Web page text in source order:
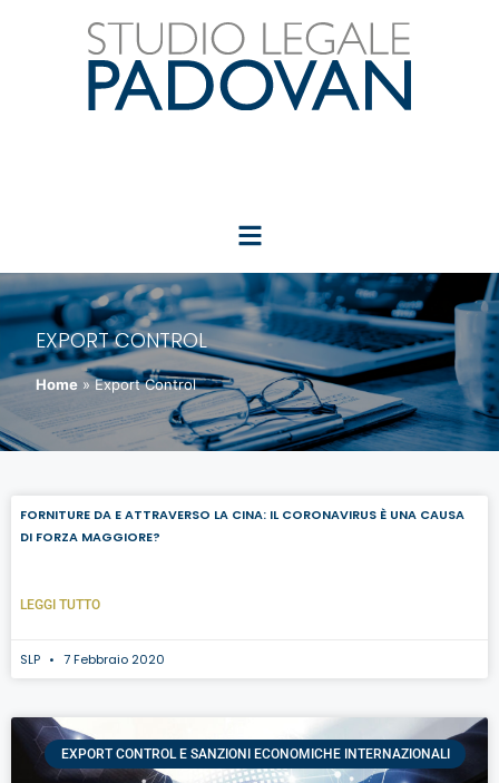
EXPORT CONTROL
Home » Export Control
FORNITURE DA E ATTRAVERSO LA CINA: IL CORONAVIRUS È UNA CAUSA
DI FORZA MAGGIORE?
LEGGI TUTTO
SLP 7 Febbraio 2020
EXPORT CONTROL E SANZIONI ECONOMICHE INTERNAZIONALI